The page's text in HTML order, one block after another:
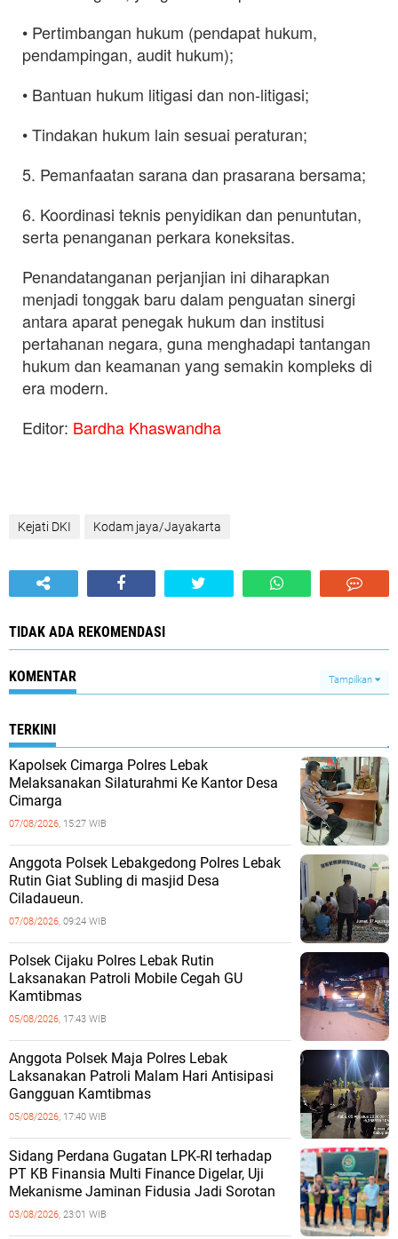
• Pertimbangan hukum (pendapat hukum,
pendampingan, audit hukum);
• Bantuan hukum litigasi dan non-litigasi;
• Tindakan hukum lain sesuai peraturan;
5. Pemanfaatan sarana dan prasarana bersama;
6. Koordinasi teknis penyidikan dan penuntutan,
serta penanganan perkara koneksitas.
Penandatanganan perjanjian ini diharapkan
menjadi tonggak baru dalam penguatan sinergi
antara aparat penegak hukum dan institusi
pertahanan negara, guna menghadapi tantangan
hukum dan keamanan yang semakin kompleks di
era modern.
Editor: Bardha Khaswandha
Kejati DKI Kodam jaya/Jayakarta
TIDAK ADA REKOMENDASI
KOMENTAR Tampilkan
TERKINI
Kapolsek Cimarga Polres Lebak
Melaksanakan Silaturahmi Ke Kantor Desa
Cimarga
07/08/2026, 15:27 WIB
Anggota Polsek Lebakgedong Polres Lebak
Rutin Giat Subling di masjid Desa
Ciladaueun.
07/08/2026, 09:24 WIB
Polsek Cijaku Polres Lebak Rutin
Laksanakan Patroli Mobile Cegah GU
Kamtibmas
05/08/2026, 17:43 WIB
Anggota Polsek Maja Polres Lebak
Laksanakan Patroli Malam Hari Antisipasi
Gangguan Kamtibmas
05/08/2026, 17:40 WIB
Sidang Perdana Gugatan LPK-RI terhadap
PT KB Finansia Multi Finance Digelar, Uji
Mekanisme Jaminan Fidusia Jadi Sorotan
03/08/2026, 23:01 WIB